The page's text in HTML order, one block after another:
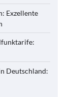
Exzellente
Deutschland: